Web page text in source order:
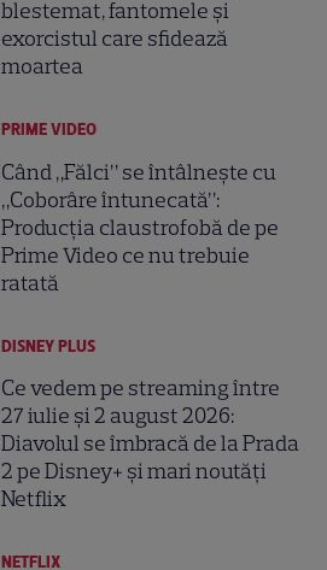
blestemat, fantomele și
exorcistul care sfidează
moartea
PRIME VIDEO
Când „Fălci” se întâlnește cu
„Coborâre întunecată”:
Producția claustrofobă de pe
Prime Video ce nu trebuie
ratată
DISNEY PLUS
Ce vedem pe streaming între
27 iulie și 2 august 2026:
Diavolul se îmbracă de la Prada
2 pe Disney+ și mari noutăți
Netflix
NETFLIX